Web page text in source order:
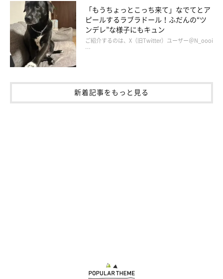
「もうちょっとこっち来て」なでてとア
ピールするラブラドール！ふだんの“ツ
ンデレ”な様子にもキュン
ご紹介するのは、X（旧Twitter）ユーザー＠N_oooi
…
新着記事をもっと見る